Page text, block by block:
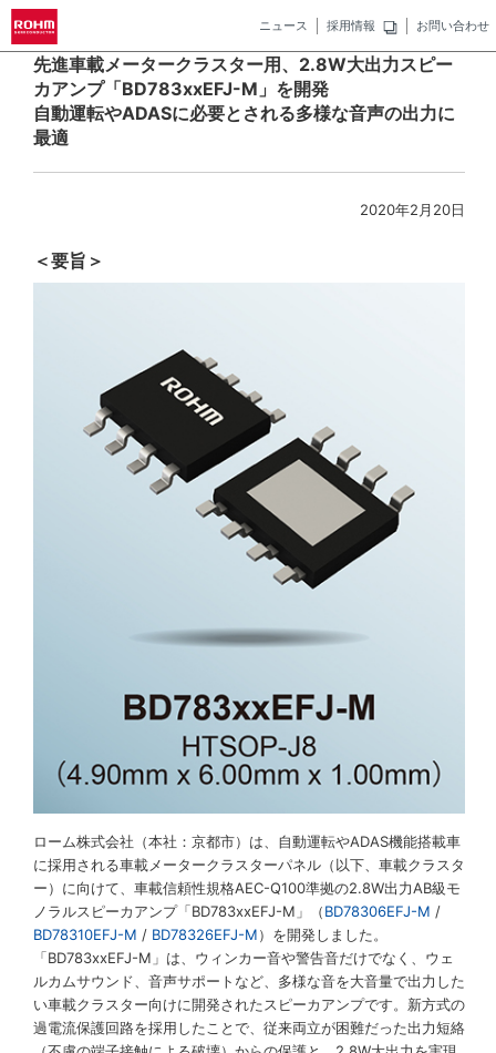
ニュース 採用情報 お問い合わせ
先進車載メータークラスター用、2.8W大出力スピー
カアンプ「BD783xxEFJ-M」を開発
自動運転やADASに必要とされる多様な音声の出力に
最適
2020年2月20日
＜要旨＞
ローム株式会社（本社：京都市）は、自動運転やADAS機能搭載車
に採用される車載メータークラスターパネル（以下、車載クラスタ
ー）に向けて、車載信頼性規格AEC-Q100準拠の2.8W出力AB級モ
ノラルスピーカアンプ「BD783xxEFJ-M」（BD78306EFJ-M /
BD78310EFJ-M / BD78326EFJ-M）を開発しました。
「BD783xxEFJ-M」は、ウィンカー音や警告音だけでなく、ウェ
ルカムサウンド、音声サポートなど、多様な音を大音量で出力した
い車載クラスター向けに開発されたスピーカアンプです。新方式の
過電流保護回路を採用したことで、従来両立が困難だった出力短絡